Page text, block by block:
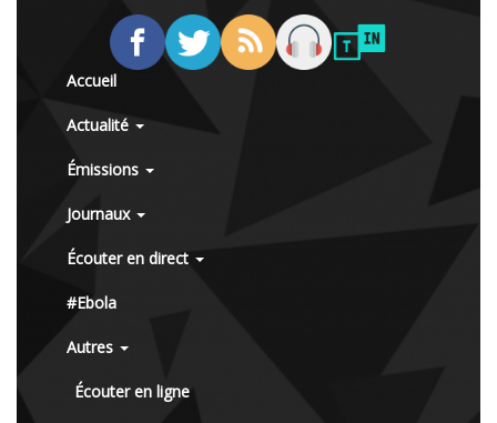
Accueil
Actualité
Émissions
Journaux
Écouter en direct
#Ebola
Autres
Écouter en ligne